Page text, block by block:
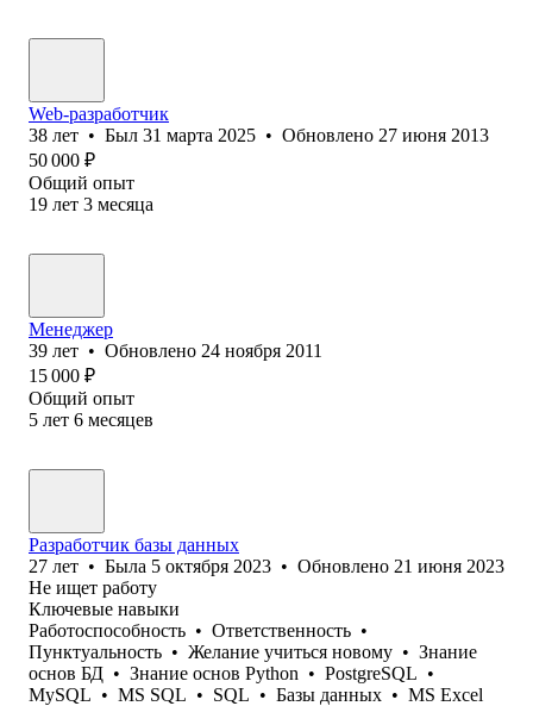
Web-разработчик
38 лет • Был 31 марта 2025 • Обновлено 27 июня 2013
50 000 ₽
Общий опыт
19 лет 3 месяца
Менеджер
39 лет • Обновлено 24 ноября 2011
15 000 ₽
Общий опыт
5 лет 6 месяцев
Разработчик базы данных
27 лет • Была 5 октября 2023 • Обновлено 21 июня 2023
Не ищет работу
Ключевые навыки
Работоспособность • Ответственность •
Пунктуальность • Желание учиться новому • Знание
основ БД • Знание основ Python • PostgreSQL •
MySQL • MS SQL • SQL • Базы данных • MS Excel